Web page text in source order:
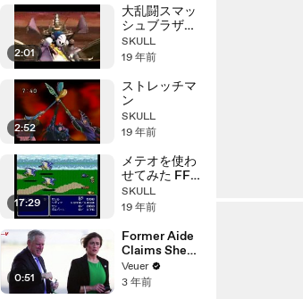
2:01
大乱闘スマッ
シュブラザー
ズX OP
SKULL
19 年前
2:52
ストレッチマ
ン
SKULL
19 年前
17:29
メテオを使わ
せてみた FF4
幼女リディア
に
SKULL
19 年前
0:51
Former Aide
Claims She
Was Asked to
Make a ‘Hit
Veuer
3 年前